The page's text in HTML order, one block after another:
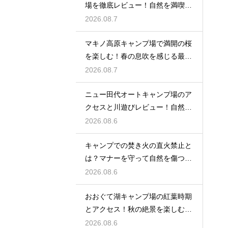
場を徹底レビュー！自然を満喫で
きる魅力
2026.08.7
マキノ高原キャンプ場で満開の桜
を楽しむ！春の息吹を感じる最高
のお花見
2026.08.7
ニュー田代オートキャンプ場のア
クセスと川遊びレビュー！自然と
触れ合う
2026.08.6
キャンプでの焚き火の直火禁止と
は？マナーを守って自然を傷つけ
ない工夫
2026.08.6
おおぐて湖キャンプ場の紅葉時期
とアクセス！秋の絶景を楽しむた
めのルート
2026.08.6